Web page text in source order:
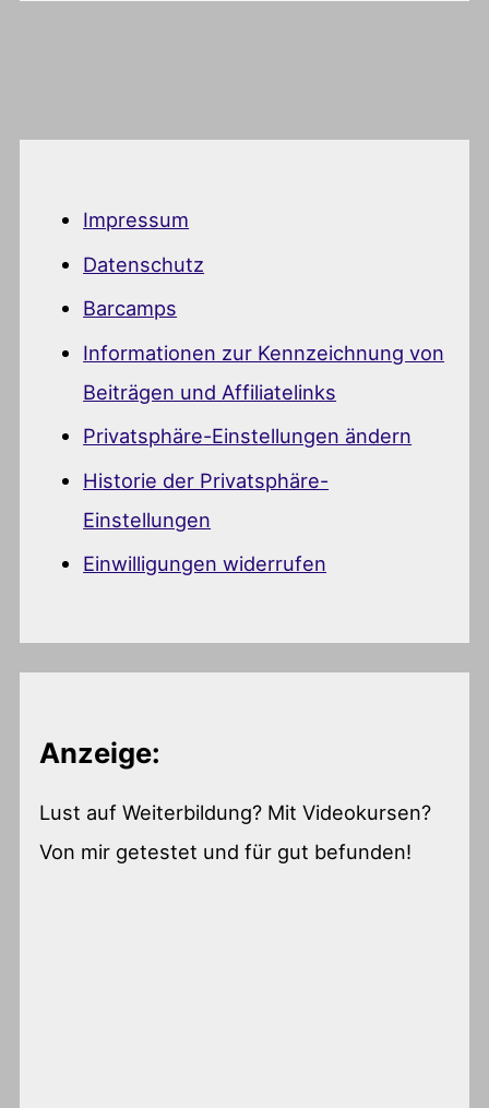
Impressum
Datenschutz
Barcamps
Informationen zur Kennzeichnung von
Beiträgen und Affiliatelinks
Privatsphäre-Einstellungen ändern
Historie der Privatsphäre-
Einstellungen
Einwilligungen widerrufen
Anzeige:
Lust auf Weiterbildung? Mit Videokursen?
Von mir getestet und für gut befunden!